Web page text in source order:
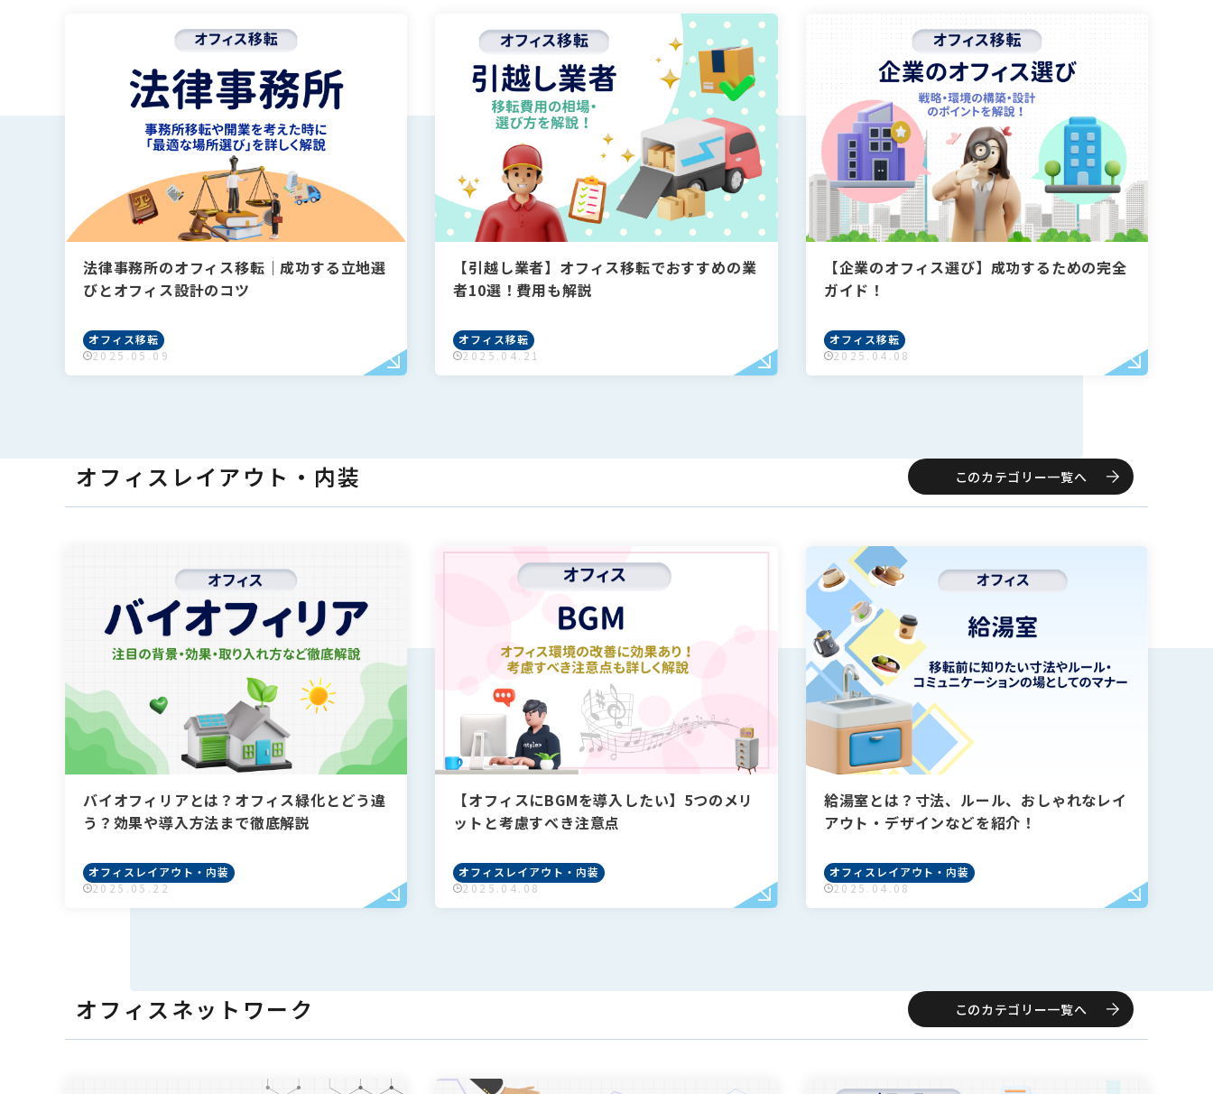
法律事務所のオフィス移転｜成功する立地選
びとオフィス設計のコツ
オフィス移転
2025.05.09
【引越し業者】オフィス移転でおすすめの業
者10選！費用も解説
オフィス移転
2025.04.21
【企業のオフィス選び】成功するための完全
ガイド！
オフィス移転
2025.04.08
オフィスレイアウト・内装 このカテゴリー一覧へ
バイオフィリアとは？オフィス緑化とどう違
う？効果や導入方法まで徹底解説
オフィスレイアウト・内装
2025.05.22
【オフィスにBGMを導入したい】5つのメリ
ットと考慮すべき注意点
オフィスレイアウト・内装
2025.04.08
給湯室とは？寸法、ルール、おしゃれなレイ
アウト・デザインなどを紹介！
オフィスレイアウト・内装
2025.04.08
オフィスネットワーク このカテゴリー一覧へ